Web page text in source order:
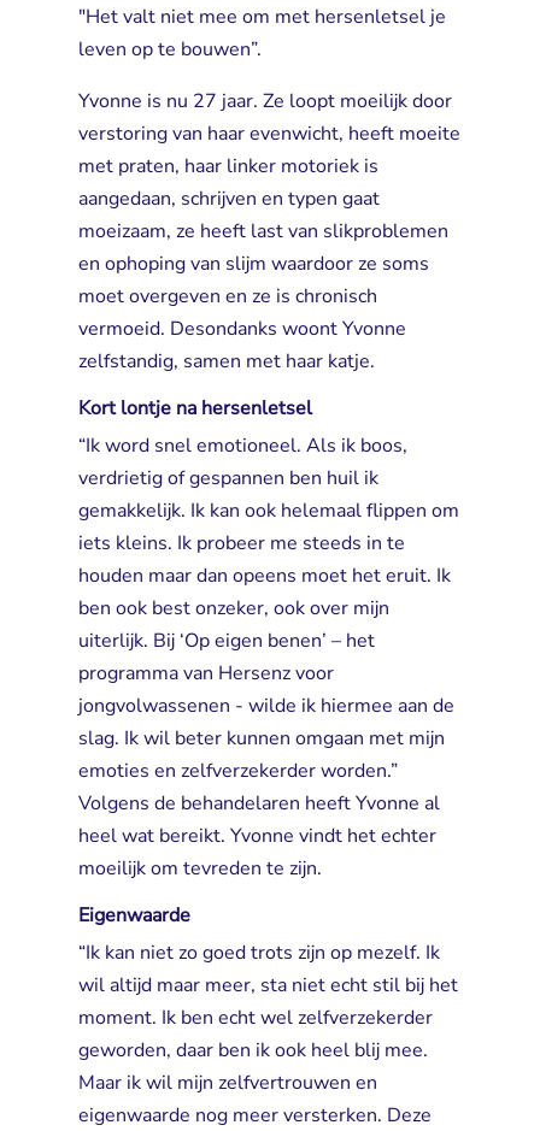
"Het valt niet mee om met hersenletsel je
leven op te bouwen”.
Yvonne is nu 27 jaar. Ze loopt moeilijk door
verstoring van haar evenwicht, heeft moeite
met praten, haar linker motoriek is
aangedaan, schrijven en typen gaat
moeizaam, ze heeft last van slikproblemen
en ophoping van slijm waardoor ze soms
moet overgeven en ze is chronisch
vermoeid. Desondanks woont Yvonne
zelfstandig, samen met haar katje.
Kort lontje na hersenletsel
“Ik word snel emotioneel. Als ik boos,
verdrietig of gespannen ben huil ik
gemakkelijk. Ik kan ook helemaal flippen om
iets kleins. Ik probeer me steeds in te
houden maar dan opeens moet het eruit. Ik
ben ook best onzeker, ook over mijn
uiterlijk. Bij ‘Op eigen benen’ – het
programma van Hersenz voor
jongvolwassenen - wilde ik hiermee aan de
slag. Ik wil beter kunnen omgaan met mijn
emoties en zelfverzekerder worden.”
Volgens de behandelaren heeft Yvonne al
heel wat bereikt. Yvonne vindt het echter
moeilijk om tevreden te zijn.
Eigenwaarde
“Ik kan niet zo goed trots zijn op mezelf. Ik
wil altijd maar meer, sta niet echt stil bij het
moment. Ik ben echt wel zelfverzekerder
geworden, daar ben ik ook heel blij mee.
Maar ik wil mijn zelfvertrouwen en
eigenwaarde nog meer versterken. Deze